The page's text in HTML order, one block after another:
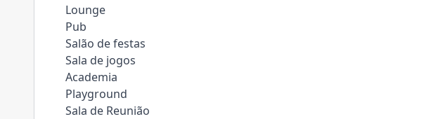
Lounge
Pub
Salão de festas
Sala de jogos
Academia
Playground
Sala de Reunião